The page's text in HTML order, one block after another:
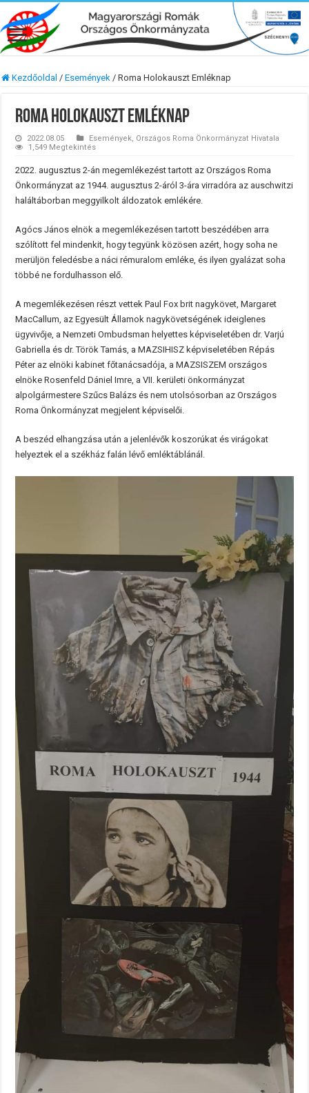
Kezdőoldal / Események / Roma Holokauszt Emléknap
Roma Holokauszt Emléknap
2022.08.05 Események, Országos Roma Önkormányzat Hivatala
1,549 Megtekintés
2022. augusztus 2-án megemlékezést tartott az Országos Roma
Önkormányzat az 1944. augusztus 2-áról 3-ára virradóra az auschwitzi
haláltáborban meggyilkolt áldozatok emlékére.
Agócs János elnök a megemlékezésen tartott beszédében arra
szólított fel mindenkit, hogy tegyünk közösen azért, hogy soha ne
merüljön feledésbe a náci rémuralom emléke, és ilyen gyalázat soha
többé ne fordulhasson elő.
A megemlékezésen részt vettek Paul Fox brit nagykövet, Margaret
MacCallum, az Egyesült Államok nagykövetségének ideiglenes
ügyvivője, a Nemzeti Ombudsman helyettes képviseletében dr. Varjú
Gabriella és dr. Török Tamás, a MAZSIHISZ képviseletében Répás
Péter az elnöki kabinet főtanácsadója, a MAZSISZEM országos
elnöke Rosenfeld Dániel Imre, a VII. kerületi önkormányzat
alpolgármestere Szűcs Balázs és nem utolsósorban az Országos
Roma Önkormányzat megjelent képviselői.
A beszéd elhangzása után a jelenlévők koszorúkat és virágokat
helyeztek el a székház falán lévő emléktáblánál.